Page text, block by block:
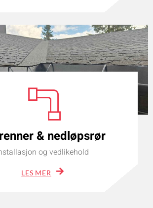
& nedløpsrør
og vedlikehold
LES MER